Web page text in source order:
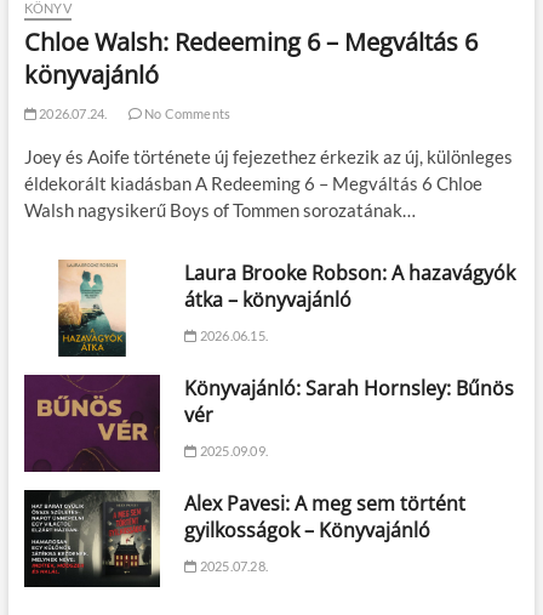
KÖNYV
Chloe Walsh: Redeeming 6 – Megváltás 6
könyvajánló
2026.07.24. No Comments
Joey és Aoife története új fejezethez érkezik az új, különleges
éldekorált kiadásban A Redeeming 6 – Megváltás 6 Chloe
Walsh nagysikerű Boys of Tommen sorozatának…
Laura Brooke Robson: A hazavágyók
átka – könyvajánló
2026.06.15.
Könyvajánló: Sarah Hornsley: Bűnös
vér
2025.09.09.
Alex Pavesi: A meg sem történt
gyilkosságok – Könyvajánló
2025.07.28.